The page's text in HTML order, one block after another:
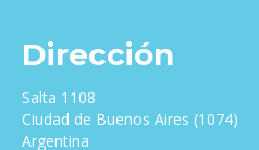
Dirección
Salta 1108
Ciudad de Buenos Aires (1074)
Argentina